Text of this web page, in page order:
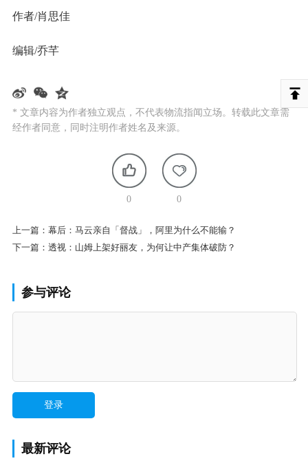
作者/肖思佳
编辑/乔芊
* 文章内容为作者独立观点，不代表物流指闻立场。转载此文章需
经作者同意，同时注明作者姓名及来源。
0 0
上一篇： 幕后：马云亲自「督战」，阿里为什么不能输？
下一篇： 透视：山姆上架好丽友，为何让中产集体破防？
参与评论
最新评论